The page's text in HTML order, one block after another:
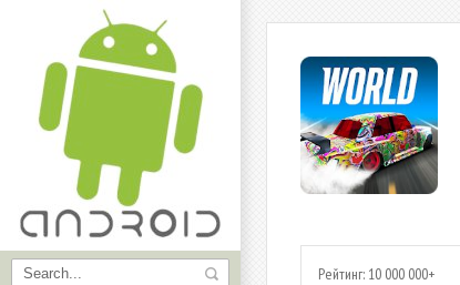
Рейтинг: 10 000 000+